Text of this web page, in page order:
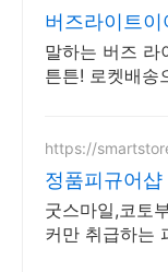
버즈라이트
이 선물로 딱!
말하는 버즈 라
튼튼! 로켓배송
웅 피규어.
https://
정품피규어
굿스마일,코토
커만 취급하는